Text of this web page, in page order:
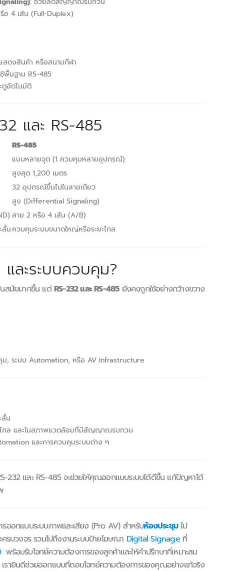
4 เส้น (Full-Duplex)
สดงสินค้า หรือสนามกีฬา
พื้นฐาน RS-485
ตูอัตโนมัติ
และ RS-485
RS-485
แบบหลายจุด (1 ควบคุมหลายอุปกรณ์)
สูงสุด 1,200 เมตร
32 อุปกรณ์ขึ้นไปในสายเดียว
สูง (Differential Signaling)
สาย 2 หรือ 4 เส้น (A/B)
สั้นควบคุมระบบขนาดใหญ่หรือระยะไกล
ละระบบควบคุม?
นสมัยมากขึ้น แต่RS-232 และ RS-485ยังคงถูกใช้อย่างกว้างขวาง
ม, ระบบ Automation, หรือ AV Infrastructure
สั้น
ไกล และในสภาพแวดล้อมที่มีสัญญาณรบกวน
และการควบคุมระบบต่าง ๆ
232 และ RS-485 จะช่วยให้คุณออกแบบระบบได้ดีขึ้น แก้ปัญหาได้
รออกแบบระบบภาพและเสียง (Pro AV) สำหรับห้องประชุมไป
รบวงจร รวมไปถึงงานระบบป้ายโฆษณา Digital Signageที่
พร้อมรับโจทย์ความต้องการของลูกค้าและให้คำปรึกษาที่เหมาะสม
รายินดีช่วยออกแบบที่ตอบโจทย์ความต้องการของคุณอย่างแท้จริง